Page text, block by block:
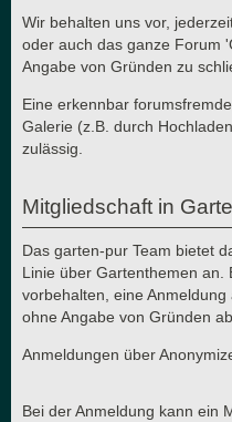
Wir behalten uns vor,
oder auch das ganze Forum
Angabe von Gründen zu
Eine erkennbar
Galerie (z.B. durch
zulässig.
Mitgliedschaft in
Das garten-pur Team bietet
Linie über Gartenthemen an.
vorbehalten, eine
ohne Angabe von Gründen
Anmeldungen über
Bei der Anmeldung kann ein